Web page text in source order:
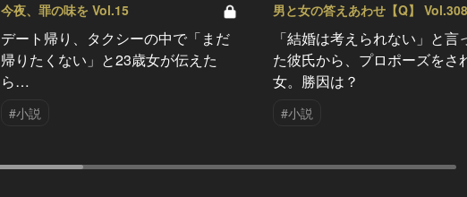
今夜、罪の味を Vol.15
デート帰り、タクシーの中で「まだ
帰りたくない」と23歳女が伝えた
ら…
#小説
男と女の答えあわせ【Q】 Vol.308
「結婚は考えられない」と言
た彼氏から、プロポーズをさ
女。勝因は？
#小説